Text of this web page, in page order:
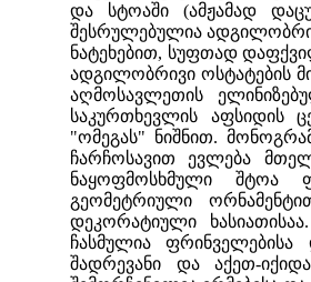
და სტოაში (ამჟამად
შესრულებულია
ნატეხებით, სუფთად
ადგილობრივი ოსტატების
აღმოსავლეთის
საკურთხევლის აფსიდის
"ომეგას" ნიშნით.
ჩარჩოსავით ევლება
ნაყოფმოსხმული შტოა
გეომეტრიული
დეკორატიული
ჩასმულია ფრინველებისა
შადრევანი და აქეთ-